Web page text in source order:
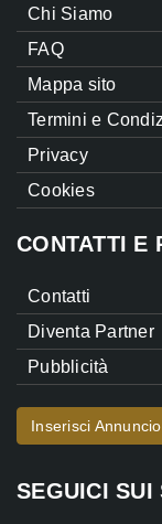
Chi Siamo
FAQ
Mappa sito
Termini e
Privacy
Cookies
CONTATTI E
Contatti
Diventa Partner
Pubblicità
Inserisci Annuncio
SEGUICI SUI